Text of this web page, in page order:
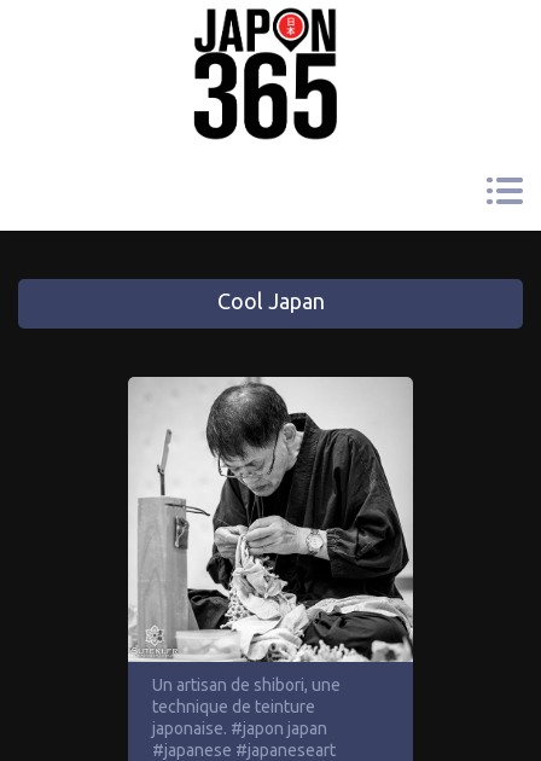
Cool Japan
Un artisan de shibori, une
technique de teinture
japonaise. #japon japan
#japanese #japaneseart